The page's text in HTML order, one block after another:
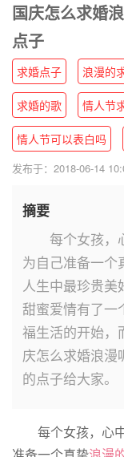
国庆怎么求婚
点子
求婚点子 浪漫的
求婚的歌 情人节
情人节可以表白吗
发布于：2018-06-14
摘要
每个女孩，
为自己准备一个
人生中最珍贵美
甜蜜爱情有了一
福生活的开始，
庆怎么求婚浪漫
的点子给大家。
每个女孩，心中